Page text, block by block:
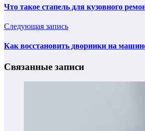
Что такое стапель для кузовного
Следующая запись
Как восстановить дворники на
Связанные записи